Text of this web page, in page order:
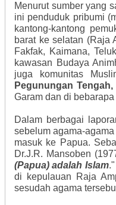
Menurut sumber yang
ini penduduk pribumi
kantong-kantong
barat ke selatan (Raja
Fakfak, Kaimana,
kawasan Budaya
juga komunitas
Pegunungan
Garam dan di
Dalam berbagai
sebelum agama-
masuk ke Papua.
Dr.J.R. Mansoben
(Papua) adalah Islam
di kepulauan Raja
sesudah agama